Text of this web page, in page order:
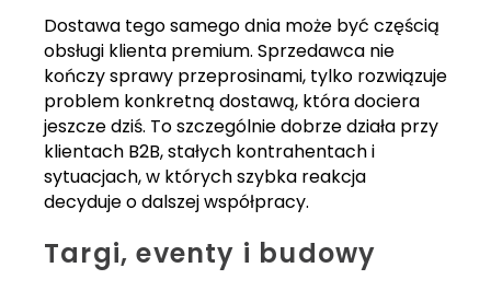
Dostawa tego samego dnia może być częścią
obsługi klienta premium. Sprzedawca nie
kończy sprawy przeprosinami, tylko rozwiązuje
problem konkretną dostawą, która dociera
jeszcze dziś. To szczególnie dobrze działa przy
klientach B2B, stałych kontrahentach i
sytuacjach, w których szybka reakcja
decyduje o dalszej współpracy.
Targi, eventy i budowy